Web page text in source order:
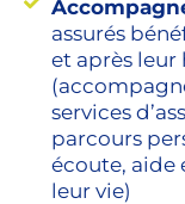
assurés
et après
services
parcours
écoute, aide
leur vie)